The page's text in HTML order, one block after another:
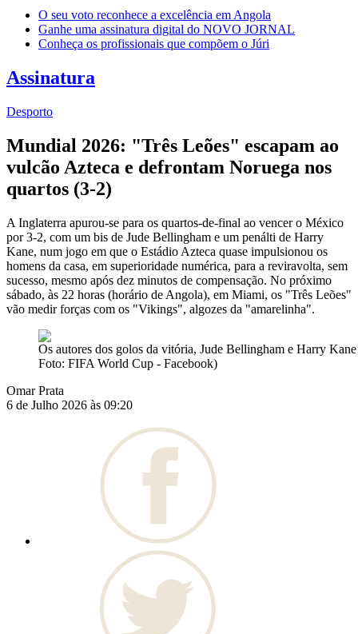
O seu voto reconhece a excelência em Angola
Ganhe uma assinatura digital do NOVO JORNAL
Conheça os profissionais que compõem o Júri
Assinatura
Desporto
Mundial 2026: "Três Leões" escapam ao
vulcão Azteca e defrontam Noruega nos
quartos (3-2)
A Inglaterra apurou-se para os quartos-de-final ao vencer o México
por 3-2, com um bis de Jude Bellingham e um penálti de Harry
Kane, num jogo em que o Estádio Azteca quase impulsionou os
homens da casa, em superioridade numérica, para a reviravolta, sem
sucesso, mesmo após dez minutos de compensação. No próximo
sábado, às 22 horas (horário de Angola), em Miami, os "Três Leões"
vão medir forças com os "Vikings", algozes da "amarelinha".
Os autores dos golos da vitória, Jude Bellingham e Harry
Foto: FIFA World Cup - Facebook)
Omar Prata
6 de Julho 2026 às 09:20